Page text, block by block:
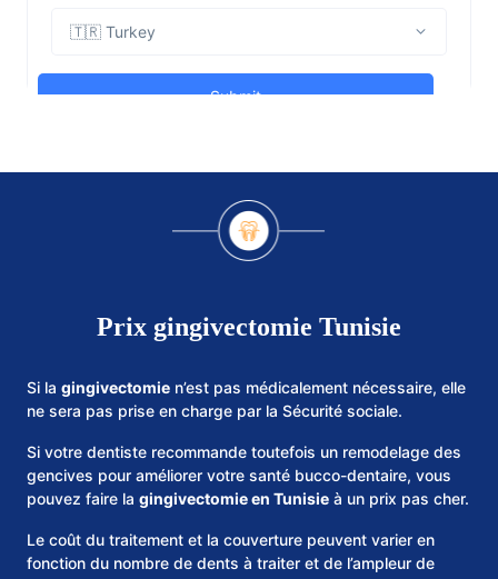
Prix gingivectomie Tunisie
Si la gingivectomie n’est pas médicalement nécessaire, elle
ne sera pas prise en charge par la Sécurité sociale.
Si votre dentiste recommande toutefois un remodelage des
gencives pour améliorer votre santé bucco-dentaire, vous
pouvez faire la gingivectomie en Tunisie à un prix pas cher.
Le coût du traitement et la couverture peuvent varier en
fonction du nombre de dents à traiter et de l’ampleur de